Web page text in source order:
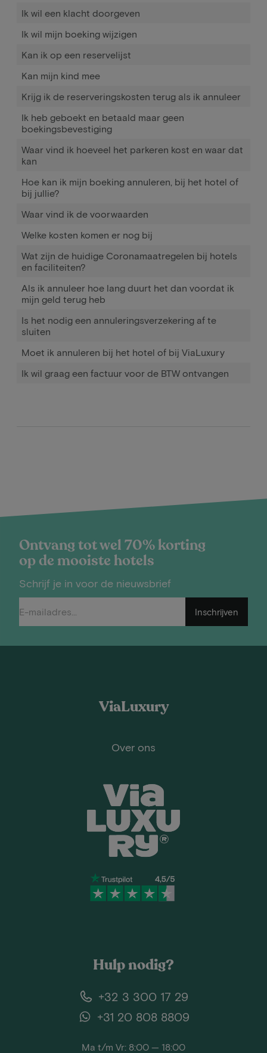
Ik wil een klacht doorgeven
Ik wil mijn boeking wijzigen
Kan ik op een reservelijst
Kan mijn kind mee
Krijg ik de reserveringskosten terug als ik annuleer
Ik heb geboekt en betaald maar geen
boekingsbevestiging
Waar vind ik hoeveel het parkeren kost en waar dat
kan
Hoe kan ik mijn boeking annuleren, bij het hotel of
bij jullie?
Waar vind ik de voorwaarden
Welke kosten komen er nog bij
Wat zijn de huidige Coronamaatregelen bij hotels
en faciliteiten?
Als ik annuleer hoe lang duurt het dan voordat ik
mijn geld terug heb
Is het nodig een annuleringsverzekering af te
sluiten
Moet ik annuleren bij het hotel of bij ViaLuxury
Ik wil graag een factuur voor de BTW ontvangen
Ontvang tot wel 70% korting
op de mooiste hotels
Schrijf je in voor de nieuwsbrief
Inschrijven
ViaLuxury
Over ons
Hulp nodig?
+32 3 300 17 29
+31 20 808 8809
Ma t/m Vr: 8:00 — 18:00